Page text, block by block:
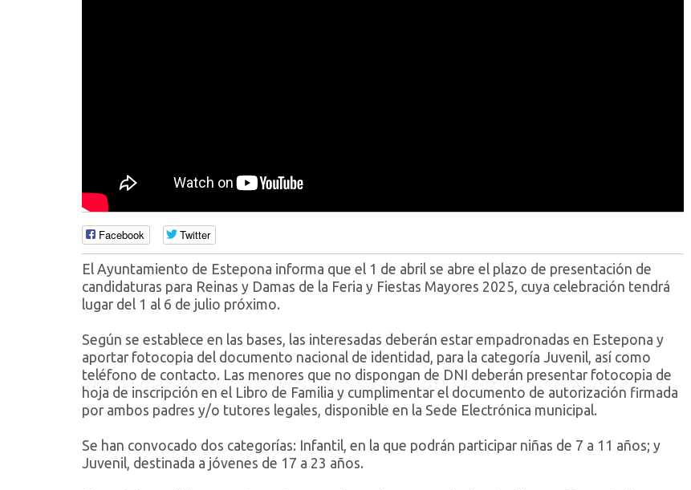
Facebook Twitter
El Ayuntamiento de Estepona informa que el 1 de abril se abre el plazo de presentación de
candidaturas para Reinas y Damas de la Feria y Fiestas Mayores 2025, cuya celebración tendrá
lugar del 1 al 6 de julio próximo.
Según se establece en las bases, las interesadas deberán estar empadronadas en Estepona y
aportar fotocopia del documento nacional de identidad, para la categoría Juvenil, así como
teléfono de contacto. Las menores que no dispongan de DNI deberán presentar fotocopia de
hoja de inscripción en el Libro de Familia y cumplimentar el documento de autorización firmada
por ambos padres y/o tutores legales, disponible en la Sede Electrónica municipal.
Se han convocado dos categorías: Infantil, en la que podrán participar niñas de 7 a 11 años; y
Juvenil, destinada a jóvenes de 17 a 23 años.